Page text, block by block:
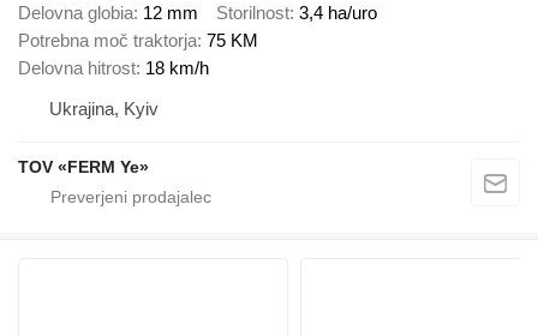
Delovna globia 12 mm Storilnost 3,4 ha/uro
Potrebna moč traktorja 75 KM
Delovna hitrost 18 km/h
Ukrajina, Kyiv
TOV «FERM Ye»